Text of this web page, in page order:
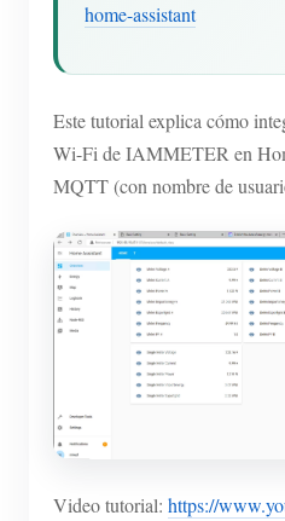
home-assistant
Este tutorial explica cómo
Wi-Fi de IAMMETER en
MQTT (con nombre de
Video tutorial: https://